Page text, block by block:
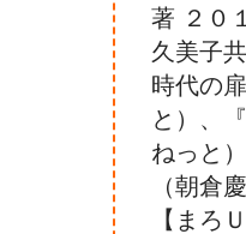
著 ２０
久美子
時代の
と）、
ねっと
（朝倉
【まろ